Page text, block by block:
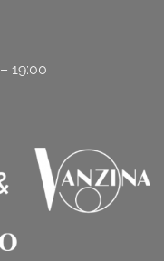
19:00